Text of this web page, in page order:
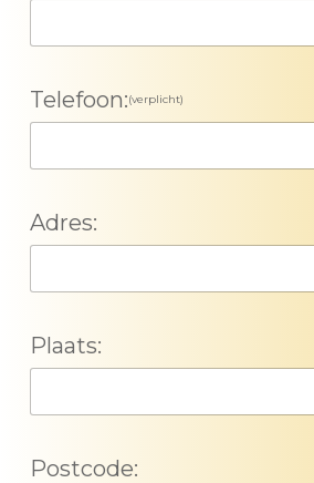
Telefoon:(verplicht)
Adres:
Plaats:
Postcode: